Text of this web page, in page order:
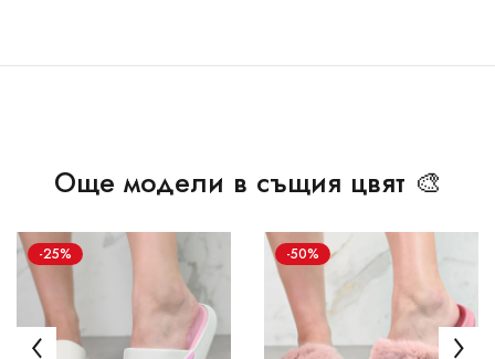
Още модели в същия цвят 🎨
-25% -50%